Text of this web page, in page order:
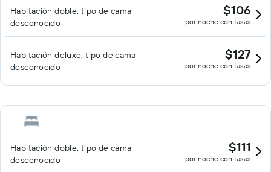
Habitación doble, tipo de cama
desconocido
$106
por noche con tasas
Habitación deluxe, tipo de cama
desconocido
$127
por noche con tasas
Habitación doble, tipo de cama
desconocido
$111
por noche con tasas